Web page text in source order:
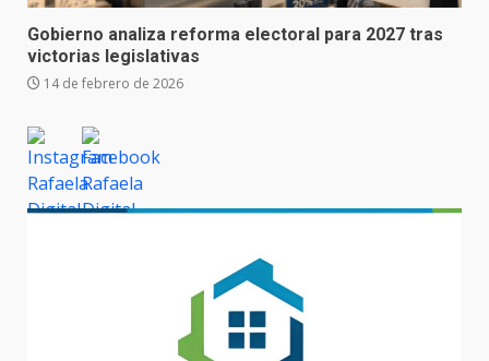
Gobierno analiza reforma electoral para 2027 tras
victorias legislativas
14 de febrero de 2026